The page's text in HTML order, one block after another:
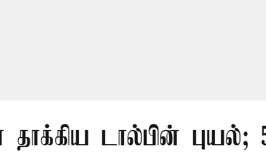
டால்பின் புயல்;